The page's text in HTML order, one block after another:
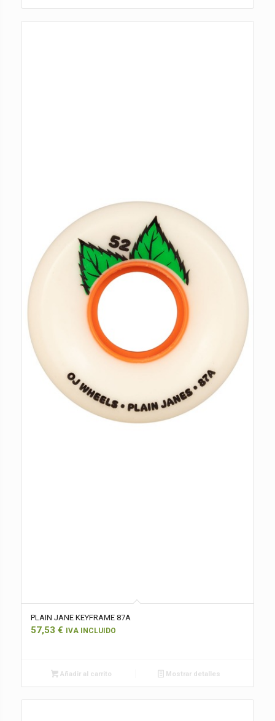
PLAIN JANE KEYFRAME 87A
57,53 € IVA INCLUIDO
Añadir al carrito Mostrar detalles